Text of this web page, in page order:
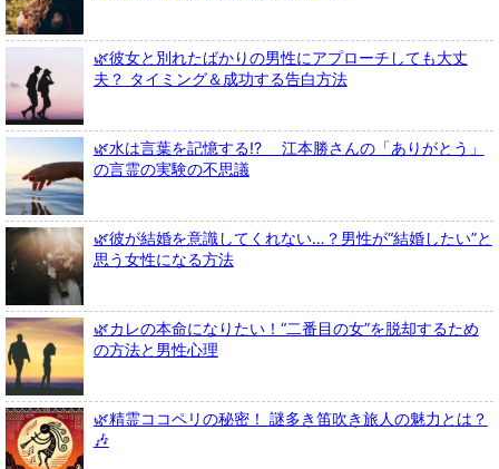
🌿彼女と別れたばかりの男性にアプローチしても大丈
夫？ タイミング＆成功する告白方法
🌿水は言葉を記憶する!? 江本勝さんの「ありがとう」
の言霊の実験の不思議
🌿彼が結婚を意識してくれない…？男性が“結婚したい”と
思う女性になる方法
🌿カレの本命になりたい！“二番目の女”を脱却するため
の方法と男性心理
🌿精霊ココペリの秘密！ 謎多き笛吹き旅人の魅力とは？
🎶